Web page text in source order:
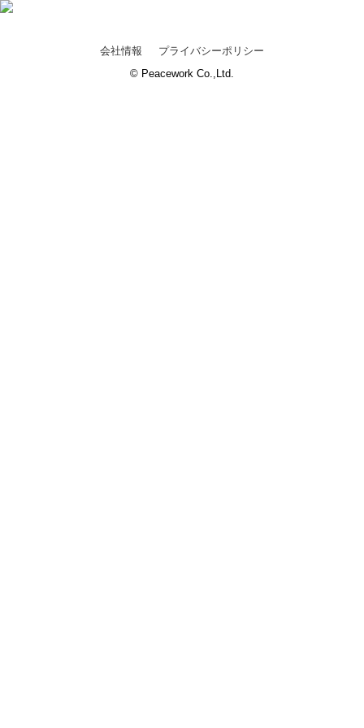
会社情報
プライバシーポリシー
© Peacework Co.,Ltd.